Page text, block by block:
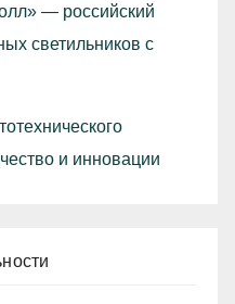
— российский
светильников с
и инновации